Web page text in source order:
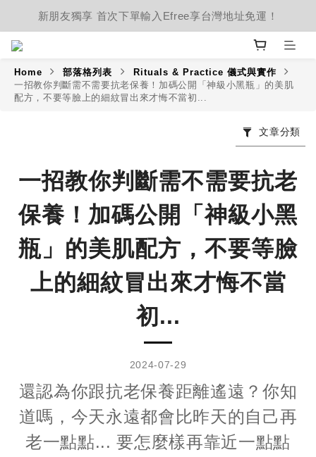
新朋友獨享 首次下單輸入Efree享台灣地址免運！
Home 部落格列表
Rituals & Practice 儀式與實作
一招教你判斷需不需要抗老保養！加碼公開「神級小黑瓶」的美肌
配方，不要等臉上的細紋冒出來才悔不當初...
文章分類
一招教你判斷需不需要抗老
保養！加碼公開「神級小黑
瓶」的美肌配方，不要等臉
上的細紋冒出來才悔不當
初...
2024-07-29
還認為你跟抗老保養距離遙遠？你知
道嗎，今天永遠都會比昨天的自己再
老一點點... 要怎麼樣再靠近一點點